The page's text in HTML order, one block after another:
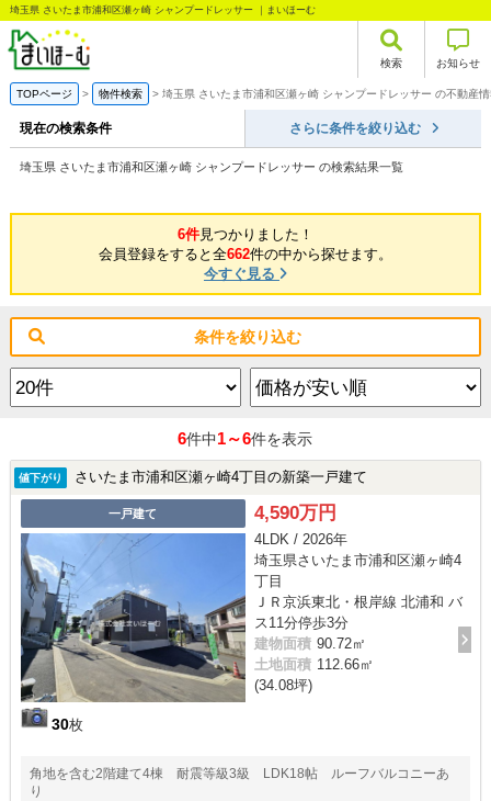
埼玉県 さいたま市浦和区瀬ヶ崎 シャンプードレッサー ｜まいほーむ
検索 お知らせ
TOPページ 物件検索 埼玉県 さいたま市浦和区瀬ヶ崎 シャンプードレッサー の不動産
現在の検索条件 さらに条件を絞り込む
埼玉県 さいたま市浦和区瀬ヶ崎 シャンプードレッサー の検索結果一覧
6件見つかりました！
会員登録をすると全662件の中から探せます。
今すぐ見る
条件を絞り込む
6件中1～6件を表示
値下がり さいたま市浦和区瀬ヶ崎4丁目の新築一戸建て
一戸建て
30枚
4,590万円
4LDK / 2026年
埼玉県さいたま市浦和区瀬ヶ崎4
丁目
ＪＲ京浜東北・根岸線 北浦和 バ
ス11分停歩3分
建物面積 90.72㎡
土地面積 112.66㎡
(34.08坪)
角地を含む2階建て4棟 耐震等級3級 LDK18帖 ルーフバルコニーあ
り